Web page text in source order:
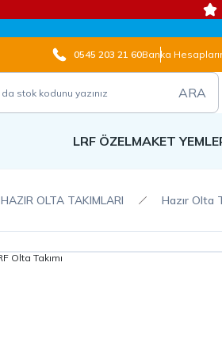
0545 203 21 60Banka
ARA
LRF ÖZELMAKET
HAZIR OLTA TAKIMLARI Hazır Olta